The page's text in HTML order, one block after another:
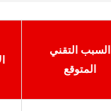
السبب التقني
المتوقع